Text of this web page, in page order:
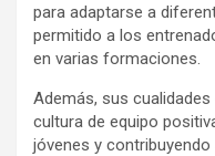
para adaptarse a
permitido a los
en varias formaciones.
Además, sus
cultura de equipo
jóvenes y